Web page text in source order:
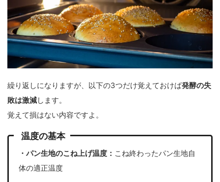
繰り返しになりますが、以下の3つだけ覚えておけば発酵の失
敗は激減します。
覚えて損はない内容ですよ。
温度の基本
・パン生地のこね上げ温度： こね終わったパン生地自
体の適正温度